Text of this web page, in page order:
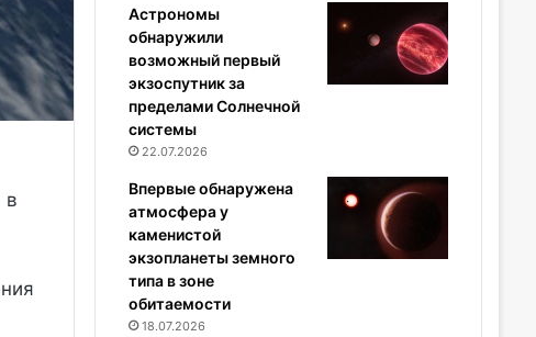
в
Астрономы
обнаружили
возможный первый
экзоспутник за
пределами Солнечной
системы
22.07.2026
Впервые обнаружена
атмосфера у
каменистой
экзопланеты земного
типа в зоне
обитаемости
18.07.2026